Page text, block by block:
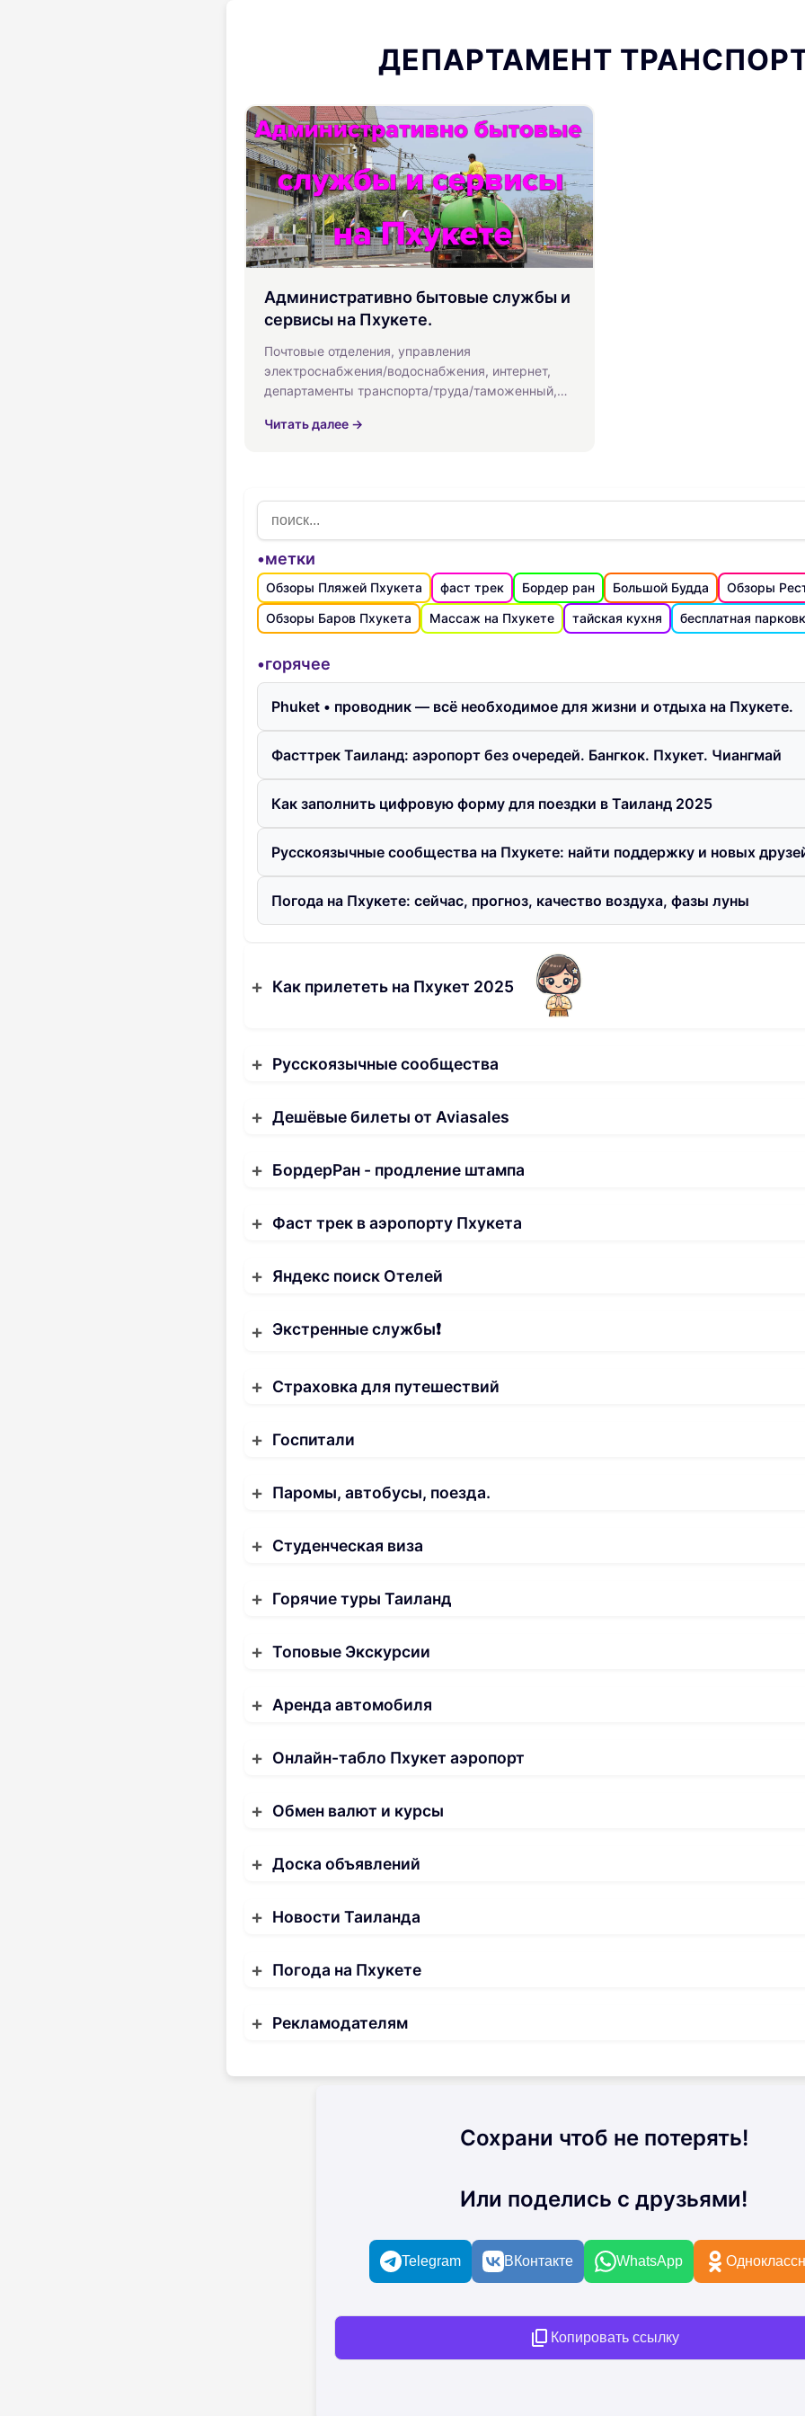
ДЕПАРТАМЕНТ
Административно бытовые службы и
сервисы на Пхукете.
Почтовые отделения, управления
электроснабжения/водоснабжения, интернет,
департаменты транспорта/труда/таможенный,
Читать далее →
•метки
Обзоры Пляжей Пхукета фаст трек Бордер ран Большой Будда
Обзоры
Обзоры Баров Пхукета
Массаж на Пхукете тайская кухня бесплатная
•горячее
Phuket • проводник — всё необходимое для жизни и отдыха на Пхукете.
Фасттрек Таиланд: аэропорт без очередей. Бангкок. Пхукет. Чиангмай
Как заполнить цифровую форму для поездки в Таиланд 2025
Русскоязычные сообщества на Пхукете: найти поддержку и новых
Погода на Пхукете: сейчас, прогноз, качество воздуха, фазы луны
Как прилететь на Пхукет 2025
Русскоязычные сообщества
Дешёвые билеты от Aviasales
БордерРан - продление штампа
Фаст трек в аэропорту Пхукета
Яндекс поиск Отелей
Экстренные службы❗️
Страховка для путешествий
Госпитали
Паромы, автобусы, поезда.
Студенческая виза
Горячие туры Таиланд
Топовые Экскурсии
Аренда автомобиля
Онлайн-табло Пхукет аэропорт
Обмен валют и курсы
Доска объявлений
Новости Таиланда
Погода на Пхукете
Рекламодателям
Сохрани чтоб не потерять!
Или поделись с друзьями!
Telegram ВКонтакте WhatsApp
Копировать ссылку